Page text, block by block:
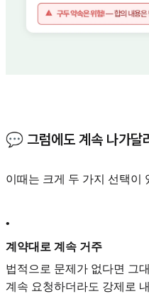
💬 그럼에도 계속 나가달
이때는 크게 두 가지 선택이
•
계약대로 계속 거주
법적으로 문제가 없다면 그
계속 요청하더라도 강제로